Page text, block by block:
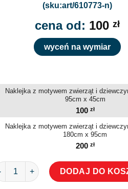
(sku:art/610773-n)
cena od: 100 zł
wyceń na wymiar
Naklejka z motywem zwierząt i
95cm x 45cm
100 zł
Naklejka z motywem zwierząt i
180cm x 95cm
200 zł
Naklejka z motywem zwierząt i
DODAJ DO